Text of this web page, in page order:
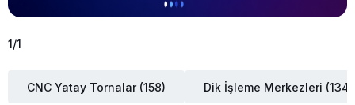
1/1
CNC Yatay Tornalar (158) Dik İşleme Merkezleri (134)